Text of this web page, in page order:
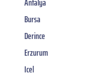
Bursa
Derince
Erzurum
Icel